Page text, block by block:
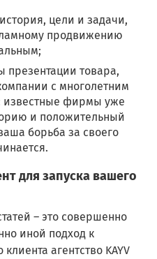
цели и задачи,
продвижению
презентации товара,
с многолетним
известные фирмы уже
и положительный
борьба за своего
для запуска вашего
– это совершенно
иной подход к
агентство KAYV